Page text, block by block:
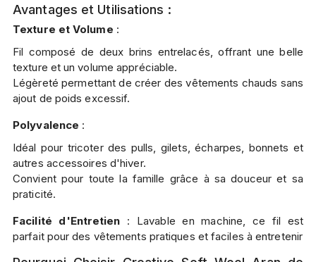
Avantages et Utilisations :
Texture et Volume :
Fil composé de deux brins entrelacés, offrant une belle
texture et un volume appréciable.
Légèreté permettant de créer des vêtements chauds sans
ajout de poids excessif.
Polyvalence :
Idéal pour tricoter des pulls, gilets, écharpes, bonnets et
autres accessoires d'hiver.
Convient pour toute la famille grâce à sa douceur et sa
praticité.
Facilité d'Entretien : Lavable en machine, ce fil est
parfait pour des vêtements pratiques et faciles à entretenir